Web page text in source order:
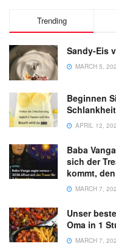
Trending
Sandy-Eis
MARCH 5,
Beginnen
APRIL 12,
Baba
sich der
kommt,
MARCH 7,
Unser
Oma in 1
MARCH 7,